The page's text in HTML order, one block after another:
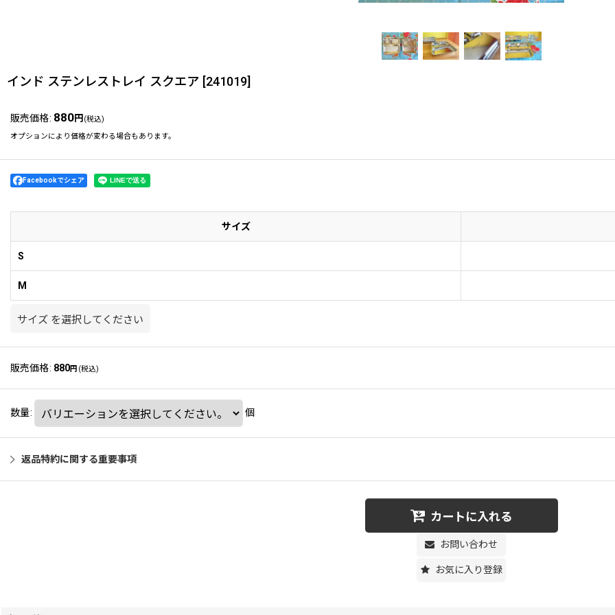
インド ステンレストレイ スクエア [241019]
販売価格: 880円 (税込)
オプションにより価格が変わる場合もあります。
Facebookでシェア
サイズ
S
M
サイズ を選択してください
販売価格: 880円 (税込)
数量: 個
返品特約に関する重要事項
カートに入れる
お問い合わせ
お気に入り登録